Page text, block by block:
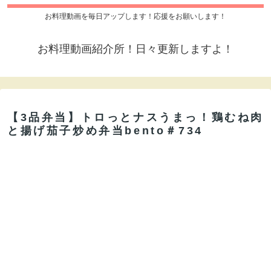
お料理動画を毎日アップします！応援をお願いします！
お料理動画紹介所！日々更新しますよ！
【3品弁当】トロっとナスうまっ！鶏むね肉
と揚げ茄子炒め弁当bento＃734